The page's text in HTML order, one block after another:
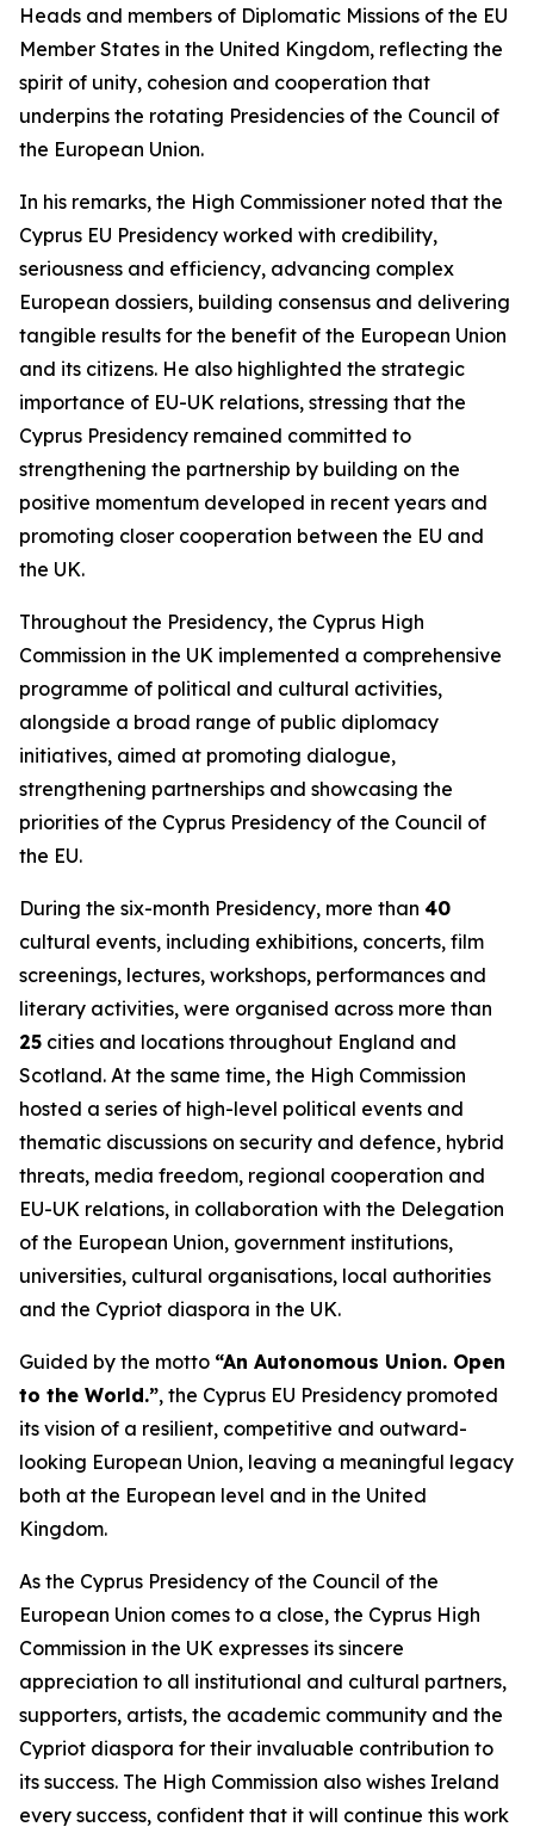
Heads and members of Diplomatic Missions of the EU
Member States in the United Kingdom, reflecting the
spirit of unity, cohesion and cooperation that
underpins the rotating Presidencies of the Council of
the European Union.
In his remarks, the High Commissioner noted that the
Cyprus EU Presidency worked with credibility,
seriousness and efficiency, advancing complex
European dossiers, building consensus and delivering
tangible results for the benefit of the European Union
and its citizens. He also highlighted the strategic
importance of EU-UK relations, stressing that the
Cyprus Presidency remained committed to
strengthening the partnership by building on the
positive momentum developed in recent years and
promoting closer cooperation between the EU and
the UK.
Throughout the Presidency, the Cyprus High
Commission in the UK implemented a comprehensive
programme of political and cultural activities,
alongside a broad range of public diplomacy
initiatives, aimed at promoting dialogue,
strengthening partnerships and showcasing the
priorities of the Cyprus Presidency of the Council of
the EU.
During the six-month Presidency, more than 40
cultural events, including exhibitions, concerts, film
screenings, lectures, workshops, performances and
literary activities, were organised across more than
25 cities and locations throughout England and
Scotland. At the same time, the High Commission
hosted a series of high-level political events and
thematic discussions on security and defence, hybrid
threats, media freedom, regional cooperation and
EU-UK relations, in collaboration with the Delegation
of the European Union, government institutions,
universities, cultural organisations, local authorities
and the Cypriot diaspora in the UK.
Guided by the motto “An Autonomous Union. Open
to the World.”, the Cyprus EU Presidency promoted
its vision of a resilient, competitive and outward-
looking European Union, leaving a meaningful legacy
both at the European level and in the United
Kingdom.
As the Cyprus Presidency of the Council of the
European Union comes to a close, the Cyprus High
Commission in the UK expresses its sincere
appreciation to all institutional and cultural partners,
supporters, artists, the academic community and the
Cypriot diaspora for their invaluable contribution to
its success. The High Commission also wishes Ireland
every success, confident that it will continue this work